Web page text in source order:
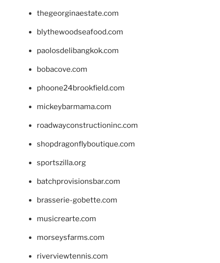
thegeorginaestate.com
blythewoodseafood.com
paolosdelibangkok.com
bobacove.com
phoone24brookfield.com
mickeybarmama.com
roadwayconstructioninc.com
shopdragonflyboutique.com
sportszilla.org
batchprovisionsbar.com
brasserie-gobette.com
musicrearte.com
morseysfarms.com
riverviewtennis.com